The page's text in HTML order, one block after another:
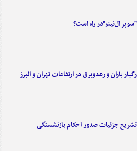
"سوپر ال‌نینو"در راه است؟
رگبار باران و رعدوبرق در ارتفاعات تهران و البرز
تشریح جزئیات صدور احکام بازنشستگی